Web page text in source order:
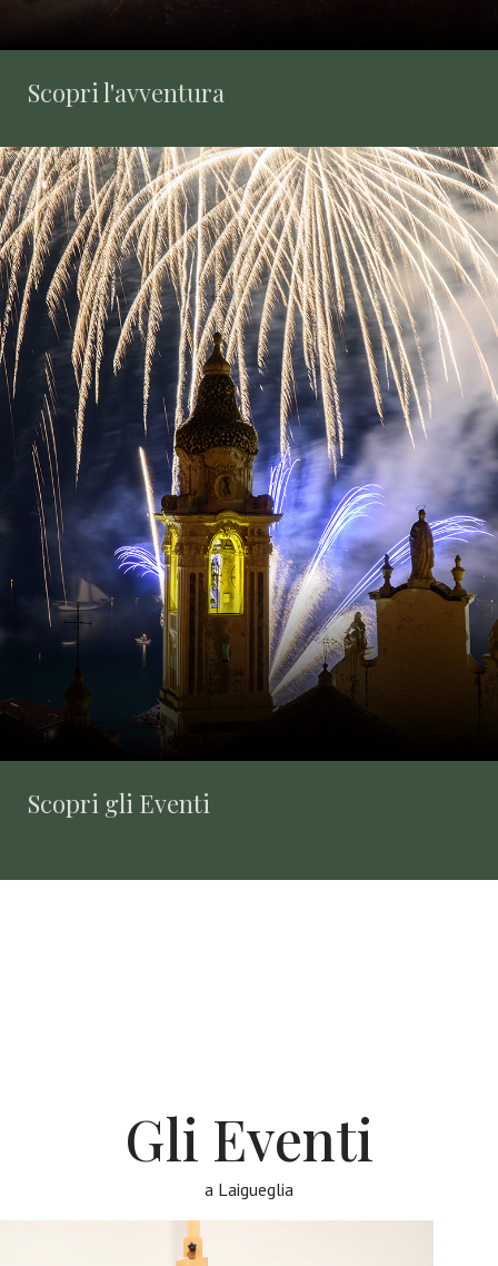
Scopri l'avventura
Scopri gli Eventi
Gli Eventi
a Laigueglia